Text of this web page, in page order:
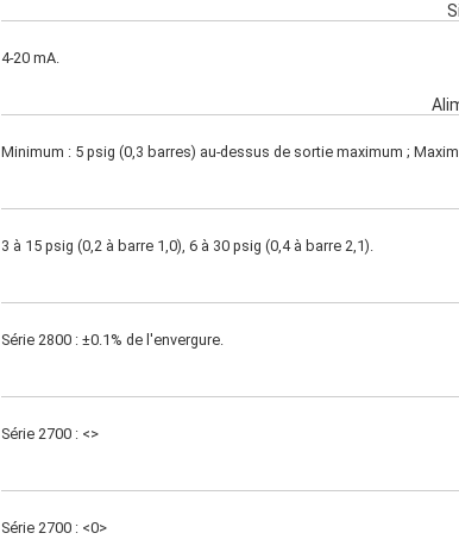
4-20 mA.
Minimum : 5 psig (0,3 barres) au-dessus de sortie maximum ;
3 à 15 psig (0,2 à barre 1,0), 6 à 30 psig (0,4 à barre 2,1).
Série 2800 : ±0.1% de l'envergure.
Série 2700 : <>
Série 2700 : <0>